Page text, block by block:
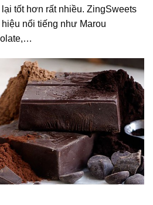
tốt hơn rất nhiều. ZingSweets
nổi tiếng như Marou